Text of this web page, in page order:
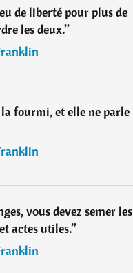
de liberté pour plus de
les deux.”
fourmi, et elle ne parle
vous devez semer les
actes utiles.”